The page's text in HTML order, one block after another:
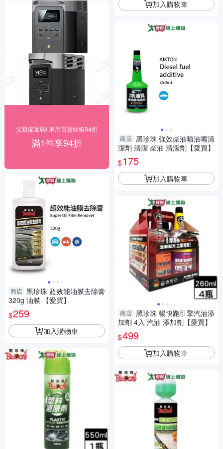
父親節加碼! 車用百貨結帳94折
滿1件享94折
商店 黑珍珠 超效能油膜去除膏
320g 油膜 【愛買】
$259
加入購物車
加入購物車
商店 黑珍珠 強效柴油噴油嘴清
潔劑 清潔 柴油 清潔劑【愛買】
$175
加入購物車
商店 黑珍珠 暢快跑引擎汽油添
加劑 4入 汽油 添加劑【愛買】
$499
加入購物車